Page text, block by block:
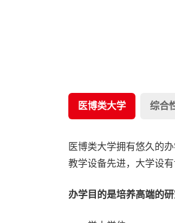
医博类大学 综合
医博类大学拥有悠久的
教学设备先进，大学设
办学目的是培养高端的